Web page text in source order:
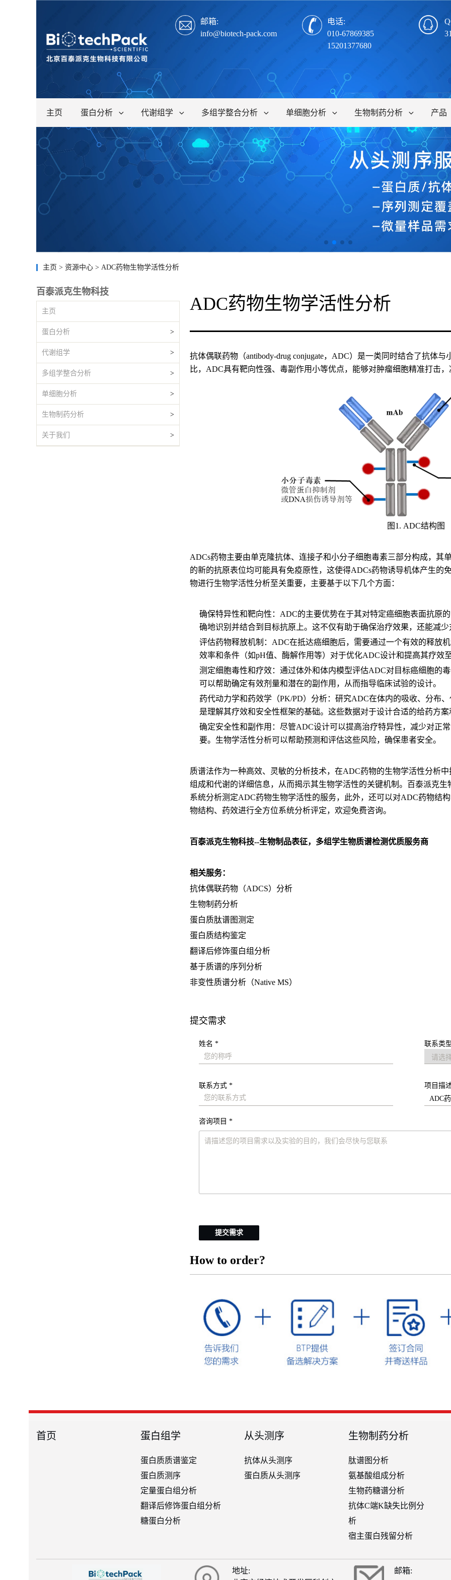
邮箱:
info@biotech-pack.com
电话:
010-67869385
15201377680
主页 蛋白分析 代谢组学 多组学整合分析 单细胞分析 生物制药分析 产品
主页 > 资源中心 > ADC药物生物学活性分析
百泰派克生物科技
主页
蛋白分析 >
代谢组学 >
多组学整合分析 >
单细胞分析 >
生物制药分析 >
关于我们 >
ADC药物生物学活性分析
抗体偶联药物（antibody-drug conjugate，ADC）是一类同时结合了抗体
比，ADC具有靶向性强、毒副作用小等优点，能够对肿瘤细胞精准打击
图1. ADC结构图
ADCs药物主要由单克隆抗体、连接子和小分子细胞毒素三部分构成，其
的新的抗原表位均可能具有免疫原性，这使得ADCs药物诱导机体产生的
物进行生物学活性分析至关重要，主要基于以下几个方面：
确保特异性和靶向性：ADC的主要优势在于其对特定癌细胞表面抗原
确地识别并结合到目标抗原上。这不仅有助于确保治疗效果，还能减
评估药物释放机制：ADC在抵达癌细胞后，需要通过一个有效的释放
效率和条件（如pH值、酶解作用等）对于优化ADC设计和提高其疗效
测定细胞毒性和疗效：通过体外和体内模型评估ADC对目标癌细胞的
可以帮助确定有效剂量和潜在的副作用，从而指导临床试验的设计。
药代动力学和药效学（PK/PD）分析：研究ADC在体内的吸收、分布
是理解其疗效和安全性框架的基础。这些数据对于设计合适的给药方
确定安全性和副作用：尽管ADC设计可以提高治疗特异性，减少对正
要。生物学活性分析可以帮助预测和评估这些风险，确保患者安全。
质谱法作为一种高效、灵敏的分析技术，在ADC药物的生物学活性分析
组成和代谢的详细信息，从而揭示其生物学活性的关键机制。百泰派克
系统分析测定ADC药物生物学活性的服务，此外，还可以对ADC药物结
物结构、药效进行全方位系统分析评定，欢迎免费咨询。
百泰派克生物科技--生物制品表征，多组学生物质谱检测优质服务商
相关服务：
抗体偶联药物（ADCS）分析
生物制药分析
蛋白质肽谱图测定
蛋白质结构鉴定
翻译后修饰蛋白组分析
基于质谱的序列分析
非变性质谱分析（Native MS）
提交需求
姓名 * 联系类
联系方式 * 项目描
咨询项目 *
提交需求
How to order?
首页 蛋白组学
蛋白质质谱鉴定
蛋白质测序
定量蛋白组分析
翻译后修饰蛋白组分析
糖蛋白分析
从头测序
抗体从头测序
蛋白质从头测序
生物制药分析
肽谱图分析
氨基酸组成分析
生物药糖谱分析
抗体C端K缺失比例分
析
宿主蛋白残留分析
地址:
邮箱: